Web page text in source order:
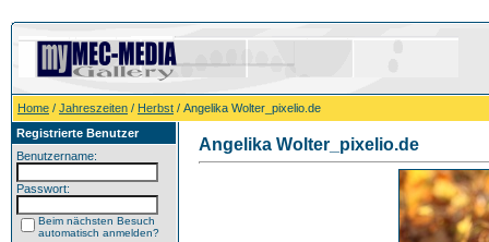
Home / Jahreszeiten / Herbst / Angelika Wolter_pixelio.de
Registrierte Benutzer
Benutzername:
Passwort:
Beim nächsten Besuch
automatisch anmelden?
Angelika Wolter_pixelio.de